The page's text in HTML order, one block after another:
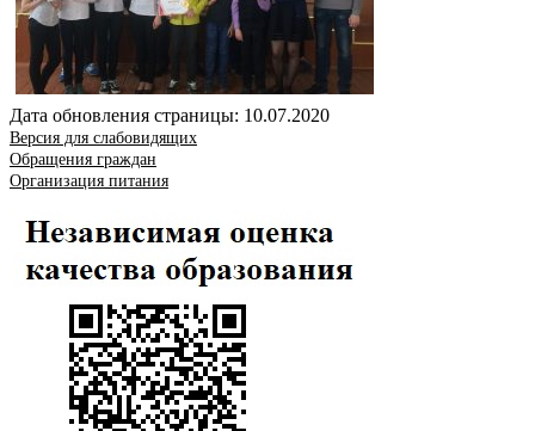
Дата обновления страницы: 10.07.2020
Версия для слабовидящих
Обращения граждан
Организация питания